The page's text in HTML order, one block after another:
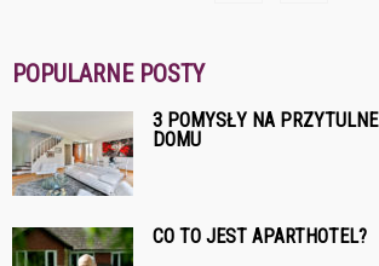
POPULARNE POSTY
3 POMYSŁY NA
DOMU
CO TO JEST APARTHOTEL?